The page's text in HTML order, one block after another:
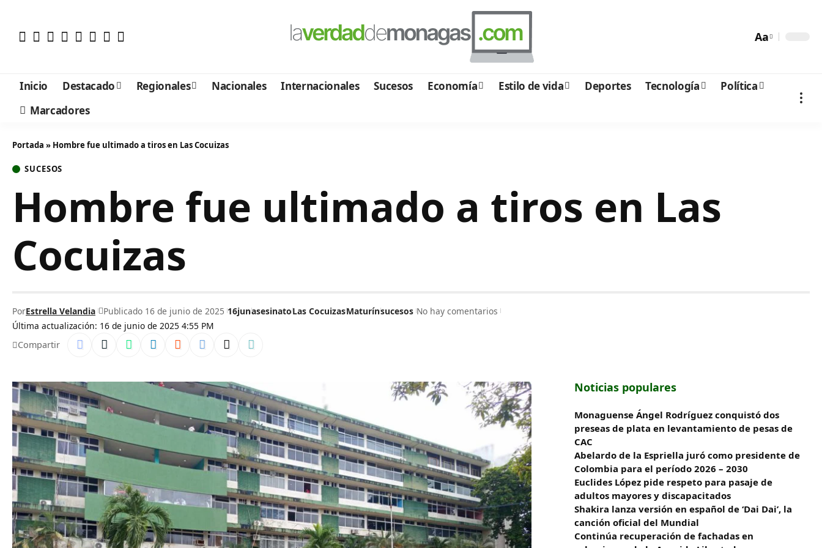
Aa
Inicio Destacado Regionales Nacionales Internacionales Sucesos Economía Estilo de vida Deportes Tecnología
Política
Marcadores
Portada » Hombre fue ultimado a tiros en Las Cocuizas
SUCESOS
Hombre fue ultimado a tiros en Las
Cocuizas
Última actualización: 16 de junio de 2025 4:55 PM
PorEstrella Velandia Publicado 16 de junio de 2025 16junasesinatoLas CocuizasMaturínsucesos No hay comentarios
Compartir
Noticias populares
Monaguense Ángel Rodríguez conquistó dos
preseas de plata en levantamiento de pesas de
CAC
Abelardo de la Espriella juró como presidente de
Colombia para el período 2026 – 2030
Euclides López pide respeto para pasaje de
adultos mayores y discapacitados
Shakira lanza versión en español de ‘Dai Dai’, la
canción oficial del Mundial
Continúa recuperación de fachadas en